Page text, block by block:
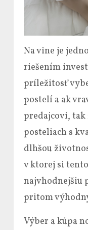
Na vine je
riešením
príležitosť
postelí a ak
predajcovi, tak
posteliach s
dlhšou
v ktorej si
najvhodnejšiu
pritom
Výber a kúpa